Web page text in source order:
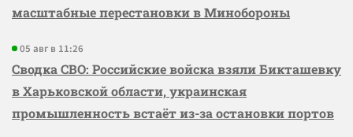
масштабные перестановки в Минобороны
05 авг в 11:26
Сводка СВО: Российские войска взяли Бикташевку
в Харьковской области, украинская
промышленность встаёт из-за остановки портов